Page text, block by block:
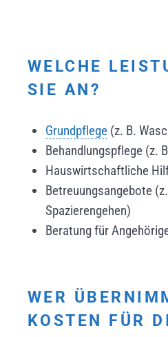
WELCHE
SIE AN?
Grundpflege(z. B.
Behandlungspflege (z.
Hauswirtschaftliche
Betreuungsangebote
Spazierengehen)
Beratung für
WER
KOSTEN FÜR